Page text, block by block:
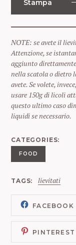
NOTE: se avete il
Attenzione, se
aggiunto
nella scatola o dietro
avete. Se volete,
usare 150g di licoli
questo ultimo caso
liquidi se necessario.
Stampa
CATEGORIES
FOOD
TAGS lievitati
FACEBOOK
PINTEREST
h
f
o
r
: